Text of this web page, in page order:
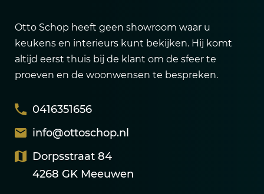
Otto Schop heeft geen showroom waar u
keukens en interieurs kunt bekijken. Hij komt
altijd eerst thuis bij de klant om de sfeer te
proeven en de woonwensen te bespreken.
0416351656
info@ottoschop.nl
Dorpsstraat 84
4268 GK Meeuwen